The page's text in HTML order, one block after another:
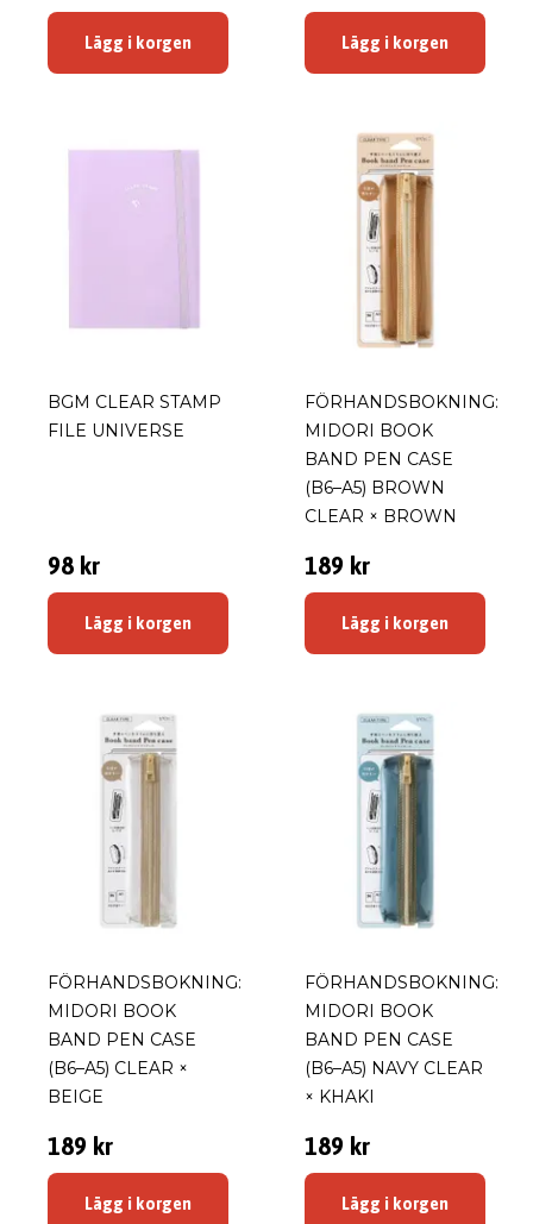
Lägg i korgen Lägg i korgen
BGM CLEAR STAMP
FILE UNIVERSE
98 kr
Lägg i korgen
FÖRHANDSBOKNING:
MIDORI BOOK
BAND PEN CASE
(B6–A5) BROWN
CLEAR × BROWN
189 kr
Lägg i korgen
FÖRHANDSBOKNING:
MIDORI BOOK
BAND PEN CASE
(B6–A5) CLEAR ×
BEIGE
189 kr
Lägg i korgen
FÖRHANDSBOKNING:
MIDORI BOOK
BAND PEN CASE
(B6–A5) NAVY CLEAR
× KHAKI
189 kr
Lägg i korgen